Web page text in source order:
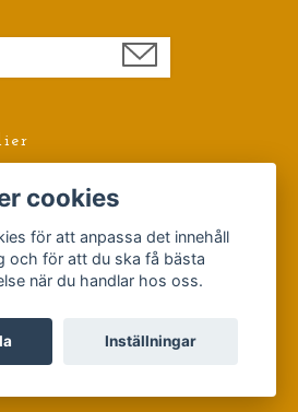
cookies
för att anpassa det innehåll
och för att du ska få bästa
när du handlar hos oss.
Inställningar